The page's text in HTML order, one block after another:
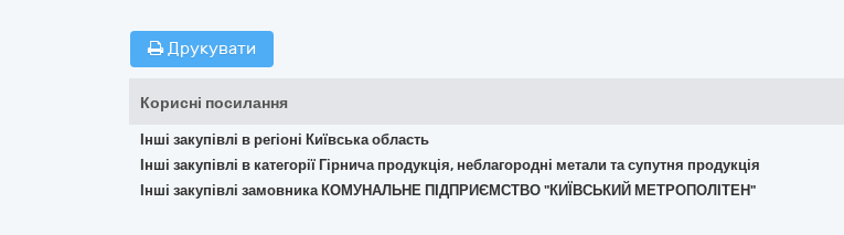
Друкувати
Корисні посилання
Інші закупівлі в регіоні Київська область
Інші закупівлі в категорії Гірнича продукція, неблагородні метали та супутня продукція
Інші закупівлі замовника КОМУНАЛЬНЕ ПІДПРИЄМСТВО "КИЇВСЬКИЙ МЕТРОПОЛІТЕН"